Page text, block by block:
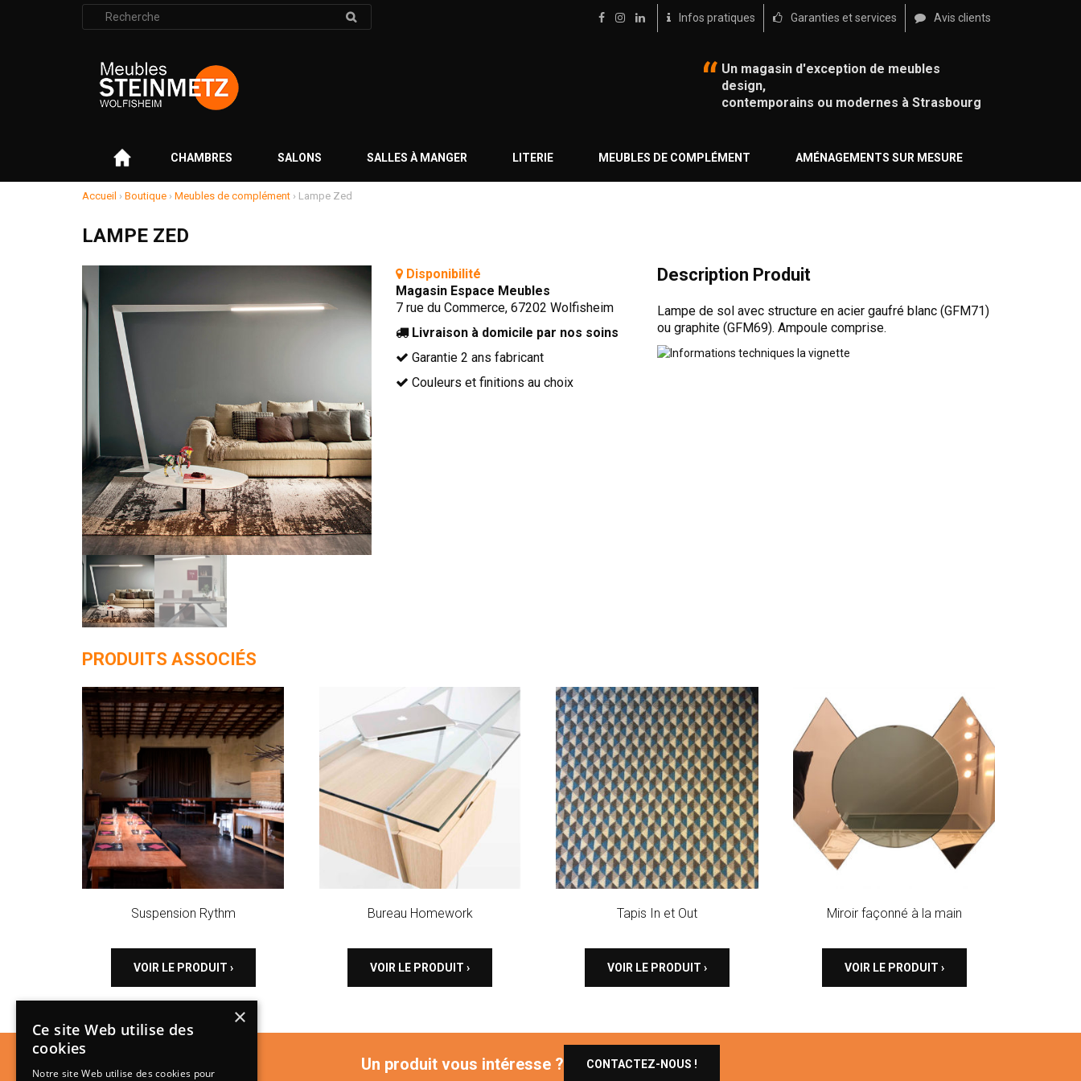
Rechercher
:
Infos pratiques Garanties et services Avis clients
Un magasin d'exception de meubles
design,
contemporains ou modernes à Strasbourg
CHAMBRES SALONS SALLES À MANGER LITERIE MEUBLES DE COMPLÉMENT AMÉNAGEMENTS SUR MESURE
Accueil › Boutique › Meubles de complément › Lampe Zed
LAMPE ZED
Disponibilité
Magasin Espace Meubles
7 rue du Commerce, 67202 Wolfisheim
Livraison à domicile par nos soins
Garantie 2 ans fabricant
Couleurs et finitions au choix
Description Produit
Lampe de sol avec structure en acier gaufré blanc (GFM71)
ou graphite (GFM69). Ampoule comprise.
PRODUITS ASSOCIÉS
Suspension Rythm
VOIR LE PRODUIT ›
Bureau Homework
VOIR LE PRODUIT ›
Tapis In et Out
VOIR LE PRODUIT ›
Miroir façonné à la main
VOIR LE PRODUIT ›
Un produit vous intéresse ? CONTACTEZ-NOUS !
×
Ce site Web utilise des
cookies
Notre site Web utilise des cookies pour